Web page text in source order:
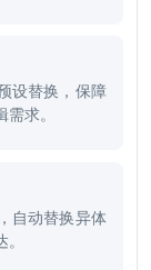
设替换，保障
求。
自动替换异体